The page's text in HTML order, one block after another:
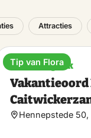
Attracties
Vakantiepark
Vakantieoord
Hennepstede 50,
Tip van Flora